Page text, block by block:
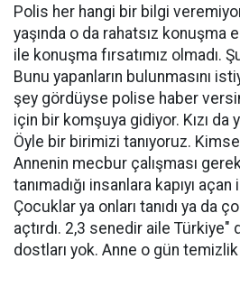
Polis her hangi bir bilgi
yaşında o da rahatsız konuşma
ile konuşma fırsatımız olmadı.
Bunu yapanların bulunmasını
şey gördüyse polise haber
için bir komşuya gidiyor. Kızı da
Öyle bir birimizi tanıyoruz.
Annenin mecbur çalışması
tanımadığı insanlara kapıyı
Çocuklar ya onları tanıdı ya da
açtırdı. 2,3 senedir aile Türkiye"
dostları yok. Anne o gün